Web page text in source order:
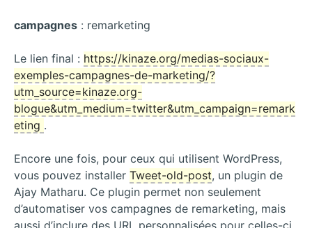
campagnes : remarketing
Le lien final : https://kinaze.org/medias-sociaux-
exemples-campagnes-de-marketing/?
utm_source=kinaze.org-
blogue&utm_medium=twitter&utm_campaign=remark
eting .
Encore une fois, pour ceux qui utilisent WordPress,
vous pouvez installer Tweet-old-post, un plugin de
Ajay Matharu. Ce plugin permet non seulement
d’automatiser vos campagnes de remarketing, mais